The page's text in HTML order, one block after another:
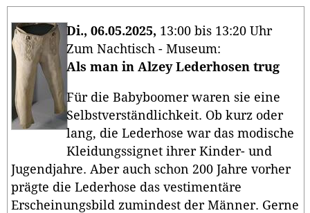
Di., 06.05.2025, 13:00 bis 13:20 Uhr
Zum Nachtisch - Museum:
Als man in Alzey Lederhosen trug
Für die Babyboomer waren sie eine
Selbstverständlichkeit. Ob kurz oder
lang, die Lederhose war das modische
Kleidungssignet ihrer Kinder- und
Jugendjahre. Aber auch schon 200 Jahre vorher
prägte die Lederhose das vestimentäre
Erscheinungsbild zumindest der Männer. Gerne